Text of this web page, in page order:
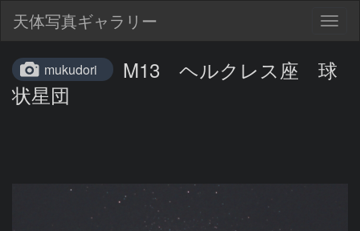
天体写真ギャラリー
mukudori
M13 ヘルクレス座 球
状星団